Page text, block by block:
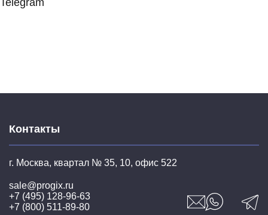
Контакты
г. Москва, квартал № 35, 10, офис 522
sale@progix.ru
+7 (495) 128-96-63
+7 (800) 511-89-80